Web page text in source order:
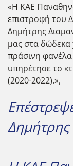
«Η ΚΑΕ
επιστροφή του
Δημήτρης
μας στα δώδεκα
πράσινη φανέλα
υπηρέτησε το
(2020-2022).»,
Δημήτρης